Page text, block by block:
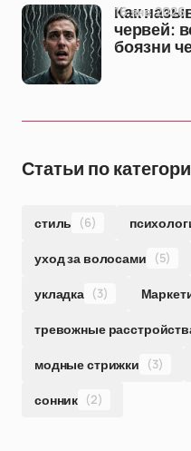
Как
червей:
боязни
16 янв 2026
Статьи по
стиль (6)
уход за волосами (5)
укладка (3)
тревожные
модные стрижки (3)
сонник (2)